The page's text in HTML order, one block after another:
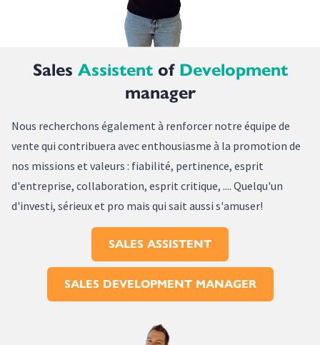
Sales Assistentof Development
manager
Nous recherchons également à renforcer notre équipe de
vente qui contribuera avec enthousiasme à la promotion de
nos missions et valeurs : fiabilité, pertinence, esprit
d'entreprise, collaboration, esprit critique, .... Quelqu'un
d'investi, sérieux et pro mais qui sait aussi s'amuser!
SALES ASSISTENT
SALES DEVELOPMENT MANAGER